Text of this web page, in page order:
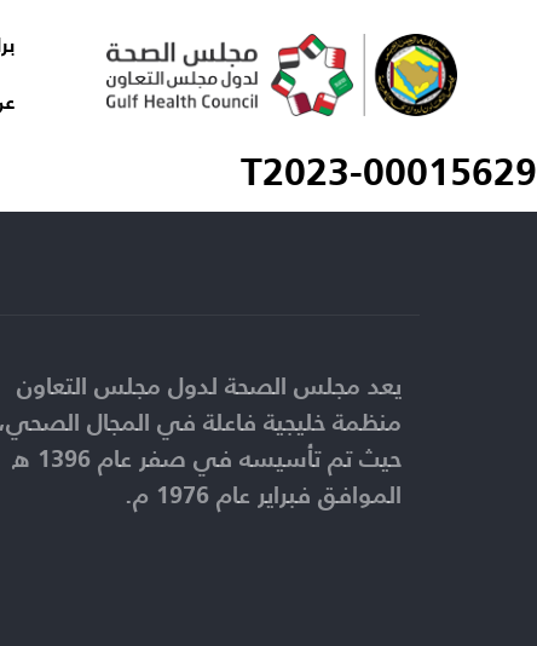
T2023-00015629
يعد مجلس الصحة لدول مجلس التعاون
منظمة خليجية فاعلة في المجال الصحي،
حيث تم تأسيسه في صفر عام 1396 ه
الموافق فبراير عام 1976 م.